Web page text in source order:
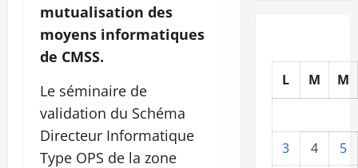
mutualisation des
moyens informatiques
de CMSS.
Le séminaire de
validation du Schéma
Directeur Informatique
Type OPS de la zone
L M M
3 4
5